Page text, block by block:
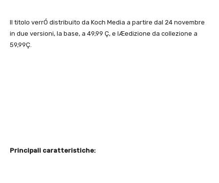
Il titolo verrÓ distribuito da Koch Media a partire dal 24 novembre
in due versioni, la base, a 49,99 Ç, e lÆedizione da collezione a
59,99Ç.
Principali caratteristiche: